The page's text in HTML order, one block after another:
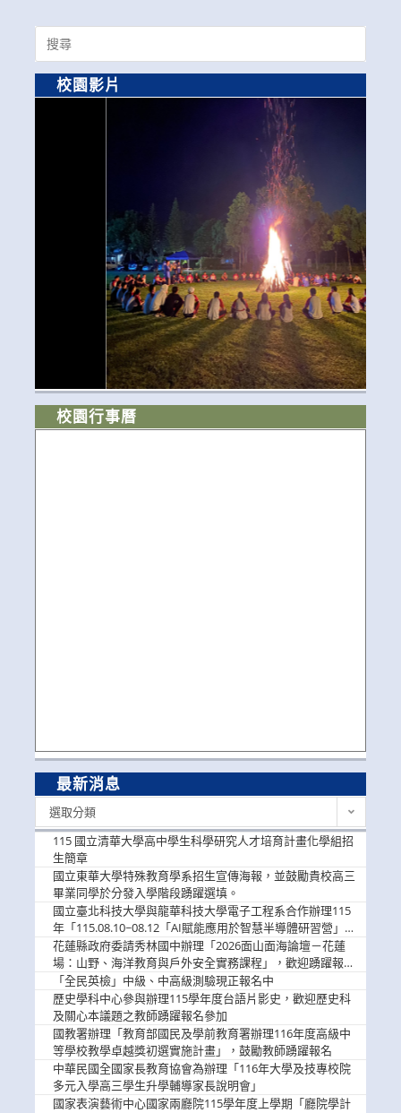
Search
for:
校園影片
校園行事曆
最新消息
選取分類
115 國立清華大學高中學生科學研究人才培育計畫化學組招
生簡章
國立東華大學特殊教育學系招生宣傳海報，並鼓勵貴校高三
畢業同學於分發入學階段踴躍選填。
國立臺北科技大學與龍華科技大學電子工程系合作辦理115
年「115.08.10~08.12「AI賦能應用於智慧半導體研習營」，
歡迎學生踴躍報名參加
花蓮縣政府委請秀林國中辦理「2026面山面海論壇－花蓮
場：山野、海洋教育與戶外安全實務課程」，歡迎踴躍報名
參加
「全民英檢」中級、中高級測驗現正報名中
歷史學科中心參與辦理115學年度台語片影史，歡迎歷史科
及關心本議題之教師踴躍報名參加
國教署辦理「教育部國民及學前教育署辦理116年度高級中
等學校教學卓越獎初選實施計畫」，鼓勵教師踴躍報名
中華民國全國家長教育協會為辦理「116年大學及技專校院
多元入學高三學生升學輔導家長說明會」
國家表演藝術中心國家兩廳院115學年度上學期「廳院學計